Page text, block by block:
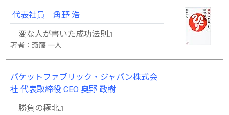
代表社員 角野 浩
『変な人が書いた成功法則』
著者：斎藤 一人
パケットファブリック・ジャパン株式会
社 代表取締役 CEO 奥野 政樹
『勝負の極北』